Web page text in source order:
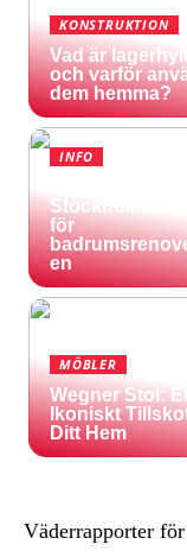
KONSTRUKTION
Vad är
och varför
dem hemma?
INFO
Stockholms
för
en
MÖBLER
Wegner Stol:
Ikoniskt
Ditt Hem
Väderrapporter